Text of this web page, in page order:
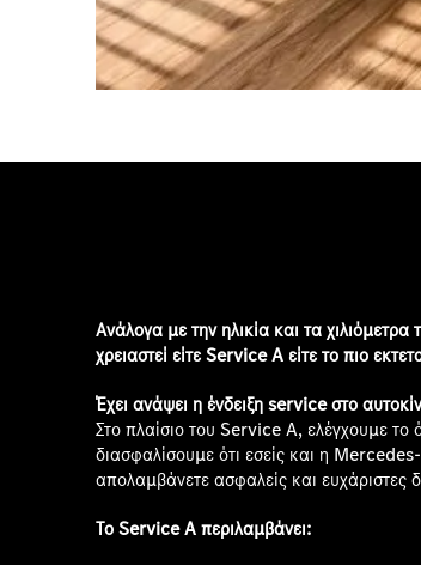
Ανάλογα με την ηλικία και τα
χρειαστεί είτε Service A είτε το πιο
Έχει ανάψει η ένδειξη service στο
Στο πλαίσιο του Service A, ελέγχουμε το
διασφαλίσουμε ότι εσείς και η
απολαμβάνετε ασφαλείς και ευχάριστες
Το Service A περιλαμβάνει: